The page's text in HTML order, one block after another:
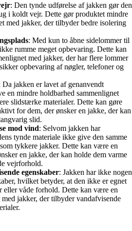
: Den tynde udførelse af jakken gør den
i koldt vejr. Dette gør produktet mindre
med jakker, der tilbyder bedre isolering
: Med kun to åbne sidelommer til
rumme meget opbevaring. Dette kan
med jakker, der har flere lommer
opbevaring af nøgler, telefoner og
Da jakken er lavet af genanvendt
en mindre holdbarhed sammenlignet
slidstærke materialer. Dette kan gøre
for dem, der ønsker en jakke, der kan
slid.
mod vind: Selvom jakken har
tynde materiale ikke give den samme
tykkere jakker. Dette kan være en
en jakke, der kan holde dem varme
vejrforhold.
egenskaber: Jakken har ikke nogen
hvilket betyder, at den ikke er egnet
eller våde forhold. Dette kan være en
jakker, der tilbyder vandafvisende